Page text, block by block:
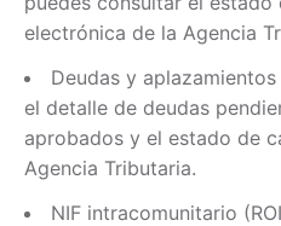
electrónica de la Agencia
Deudas y
el detalle de deudas
aprobados y el estado de
Agencia Tributaria.
NIF intracomunitario